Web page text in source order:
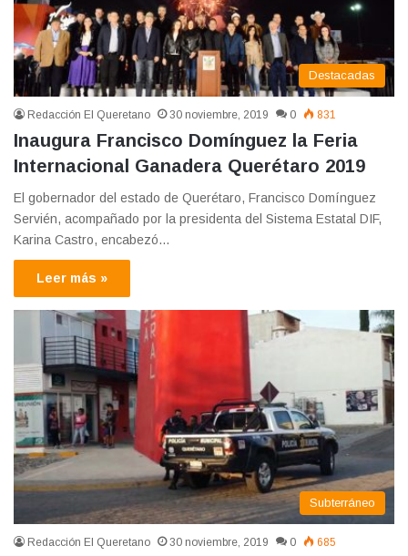
Destacadas
Redacción El Queretano 30 noviembre, 2019 0 831
Inaugura Francisco Domínguez la Feria
Internacional Ganadera Querétaro 2019
El gobernador del estado de Querétaro, Francisco Domínguez
Servién, acompañado por la presidenta del Sistema Estatal DIF,
Karina Castro, encabezó…
Leer más »
Subterráneo
Redacción El Queretano 30 noviembre, 2019 0 685